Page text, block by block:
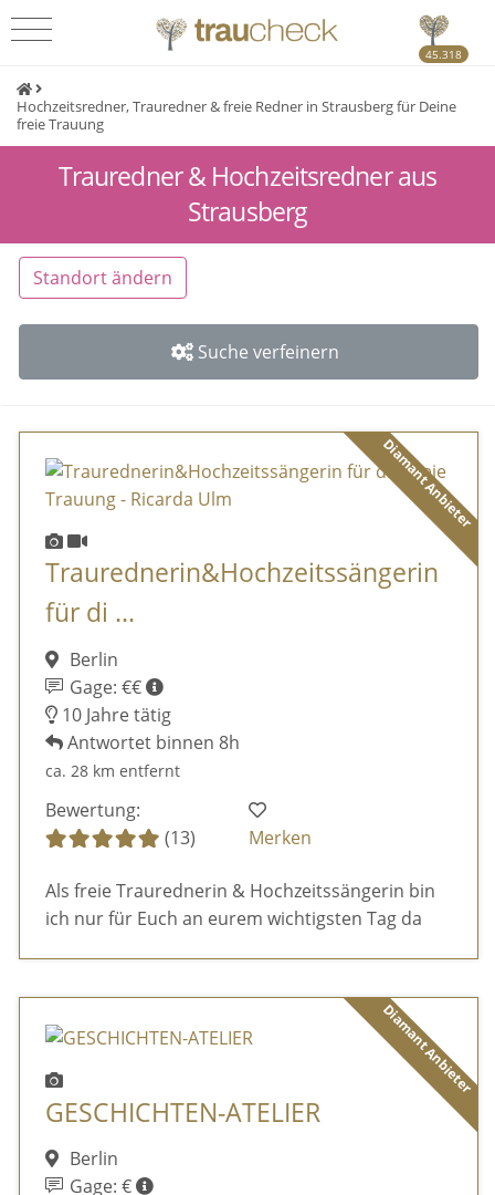
45.318
Hochzeitsredner, Trauredner & freie Redner in Strausberg für Deine
freie Trauung
Trauredner & Hochzeitsredner aus
Strausberg
Standort ändern
Suche verfeinern
Diamant Anbieter
Traurednerin&Hochzeitssängerin
für di ...
Berlin
Gage: €€
10 Jahre tätig
Antwortet binnen 8h
ca. 28 km entfernt
Bewertung:
(13)
Merken
Als freie Traurednerin & Hochzeitssängerin bin
ich nur für Euch an eurem wichtigsten Tag da
Diamant Anbieter
GESCHICHTEN-ATELIER
Berlin
Gage: €